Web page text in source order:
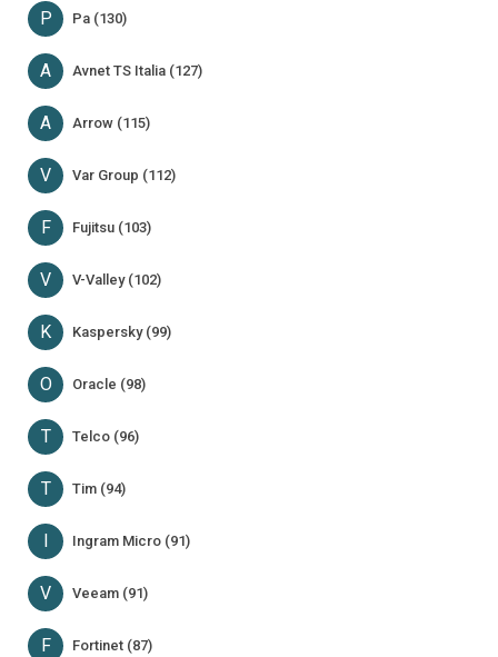
P Pa (130)
A Avnet TS Italia (127)
A Arrow (115)
V Var Group (112)
F Fujitsu (103)
V V-Valley (102)
K Kaspersky (99)
O Oracle (98)
T Telco (96)
T Tim (94)
I Ingram Micro (91)
V Veeam (91)
F Fortinet (87)